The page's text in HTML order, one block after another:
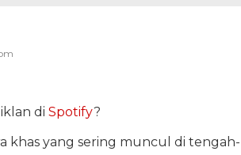
di Spotify?
khas yang sering muncul di tengah-